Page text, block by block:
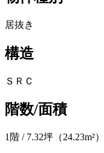
居抜き
構造
ＳＲＣ
階数/面積
1階 / 7.32坪（24.23m²）